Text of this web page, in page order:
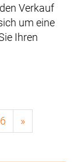
Verkauf
um eine
Ihren
6 »